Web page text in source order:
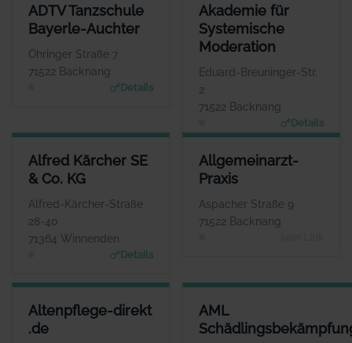
ADTV Tanzschule
Bayerle-Auchter
Öhringer Straße 7
71522 Backnang
Details
ADTV TANZSCHULE BAYERLE-AUCHTER
Herr Raphael Auchter
WEBSITE
www.tanzschule-backnang.de
Akademie für
Systemische
Moderation
Eduard-Breuninger-Str.
2
71522 Backnang
Details
AKADEMIE FÜR SYSTEMISCHE
Alfred Kärcher SE
& Co. KG
Alfred-Kärcher-Straße
28-40
71364 Winnenden
Details
ALFRED KÄRCHER SE & CO. KG
Herr Hartmut Jenner
WEBSITE
www.de.kaercher.com
Allgemeinarzt-
Praxis
Aspacher Straße 9
71522 Backnang
ALLGEMEINARZT-PRAXIS
ANSPRECHPARTNER
Frau Susanne Thies-
Tenschert
Keine Website hinterlegt
Altenpflege-direkt
.de
ALTENPFLEGE-DIREKT .DE
ANSPRECHPARTNER
AML
AML
Herr Adrian